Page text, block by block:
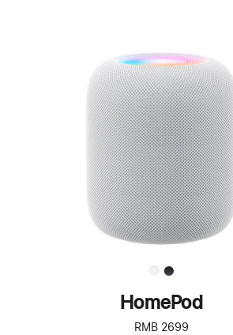
进
一
步
了
解
HomePod<
HomePod
RMB 2699